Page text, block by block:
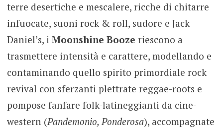
terre desertiche e mescalere, ricche di chitarre
infuocate, suoni rock & roll, sudore e Jack
Daniel’s, i Moonshine Booze riescono a
trasmettere intensità e carattere, modellando e
contaminando quello spirito primordiale rock
revival con sferzanti plettrate reggae-roots e
pompose fanfare folk-latineggianti da cine-
western (Pandemonio, Ponderosa), accompagnate